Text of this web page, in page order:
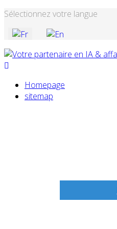
Sélectionnez votre langue
Homepage
sitemap